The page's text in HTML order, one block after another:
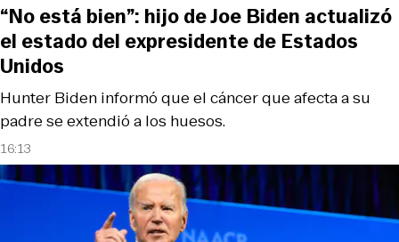
16:13
Hunter Biden informó que el cáncer que afecta a su
padre se extendió a los huesos.
“No está bien”: hijo de Joe Biden actualizó
el estado del expresidente de Estados
Unidos